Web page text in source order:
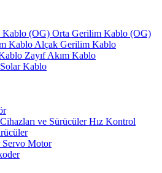
Orta Gerilim Kablo (OG)
Alçak Gerilim Kablo
Zayıf Akım Kablo
Solar Kablo
Hız Kontrol
Servo Motor